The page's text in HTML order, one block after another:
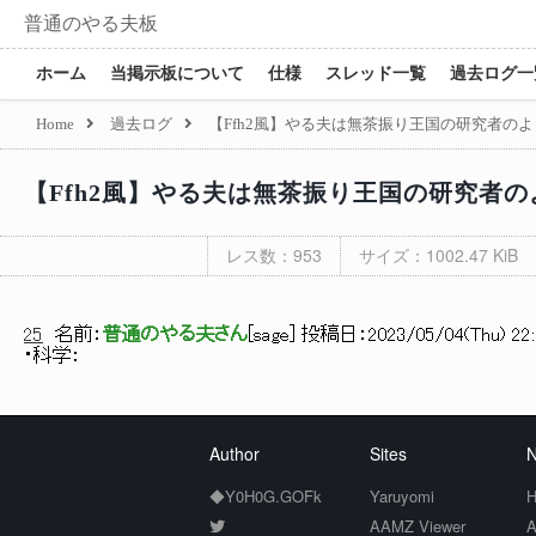
普通のやる夫板
ホーム 当掲示板について 仕様 スレッド一覧 過去ログ
Home 過去ログ 【Ffh2風】やる夫は無茶振り王国の研究者の
【Ffh2風】やる夫は無茶振り王国の研究者
レス数：953 サイズ：1002.47 KiB
25 名前： 普通のやる夫さん sage ] 投稿日： 2023/05/04(Thu)
・科学：
Author
◆Y0H0G.GOFk
Sites
Yaruyomi
AAMZ Viewer